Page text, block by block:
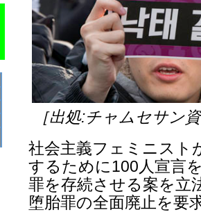
［出処:チャムセサン
社会主義フェミニスト
するために100人宣言
罪を存続させる案を立
堕胎罪の全面廃止を要